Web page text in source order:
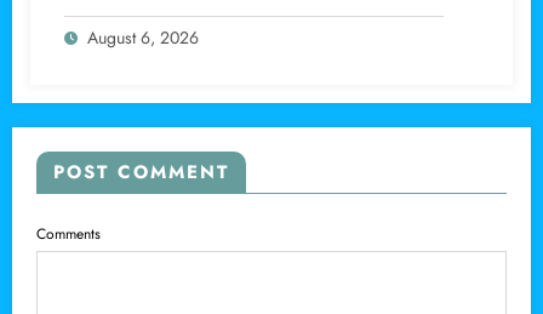
August 6, 2026
POST COMMENT
Comments